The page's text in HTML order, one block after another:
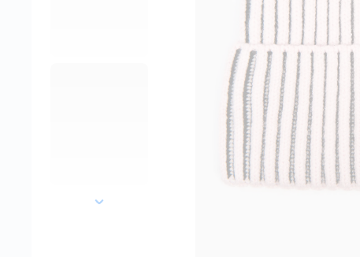
далее